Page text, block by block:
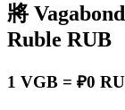
將
Ruble RUB
1 VGB = ₽0